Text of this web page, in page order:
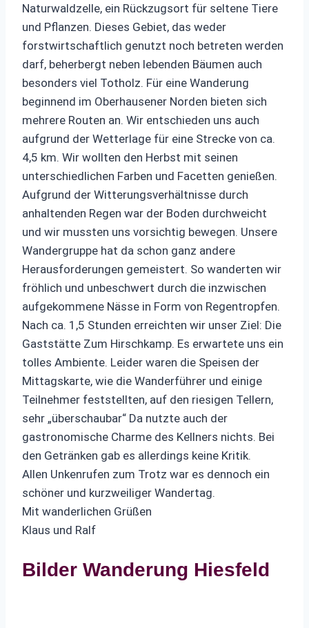
Naturwaldzelle, ein Rückzugsort für seltene Tiere
und Pflanzen. Dieses Gebiet, das weder
forstwirtschaftlich genutzt noch betreten werden
darf, beherbergt neben lebenden Bäumen auch
besonders viel Totholz. Für eine Wanderung
beginnend im Oberhausener Norden bieten sich
mehrere Routen an. Wir entschieden uns auch
aufgrund der Wetterlage für eine Strecke von ca.
4,5 km. Wir wollten den Herbst mit seinen
unterschiedlichen Farben und Facetten genießen.
Aufgrund der Witterungsverhältnisse durch
anhaltenden Regen war der Boden durchweicht
und wir mussten uns vorsichtig bewegen. Unsere
Wandergruppe hat da schon ganz andere
Herausforderungen gemeistert. So wanderten wir
fröhlich und unbeschwert durch die inzwischen
aufgekommene Nässe in Form von Regentropfen.
Nach ca. 1,5 Stunden erreichten wir unser Ziel: Die
Gaststätte Zum Hirschkamp. Es erwartete uns ein
tolles Ambiente. Leider waren die Speisen der
Mittagskarte, wie die Wanderführer und einige
Teilnehmer feststellten, auf den riesigen Tellern,
sehr „überschaubar“ Da nutzte auch der
gastronomische Charme des Kellners nichts. Bei
den Getränken gab es allerdings keine Kritik.
Allen Unkenrufen zum Trotz war es dennoch ein
schöner und kurzweiliger Wandertag.
Mit wanderlichen Grüßen
Klaus und Ralf
Bilder Wanderung Hiesfeld